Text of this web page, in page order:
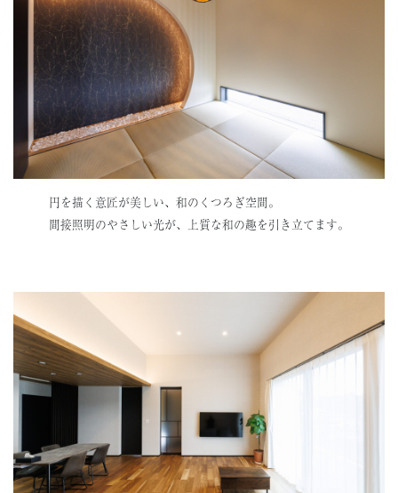
円を描く意匠が美しい、和のくつろぎ空間。
間接照明のやさしい光が、上質な和の趣を引き立てます。